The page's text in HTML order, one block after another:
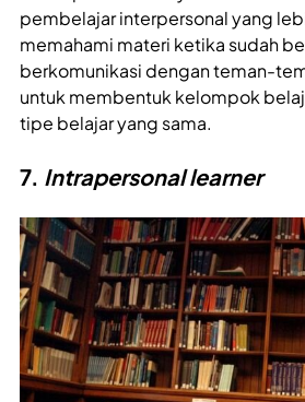
pembelajar interpersonal yang
memahami materi ketika sudah
berkomunikasi dengan teman-
untuk membentuk kelompok
tipe belajar yang sama.
7. Intrapersonal learner